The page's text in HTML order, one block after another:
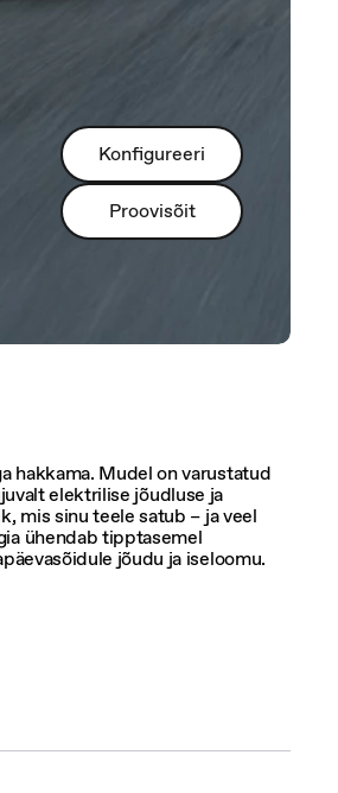
Konfigureeri
Proovisõit
hakkama. Mudel on varustatud
elektrilise jõudluse ja
mis sinu teele satub – ja veel
ühendab tipptasemel
jõudu ja iseloomu.